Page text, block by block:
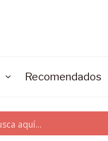
Recomendados